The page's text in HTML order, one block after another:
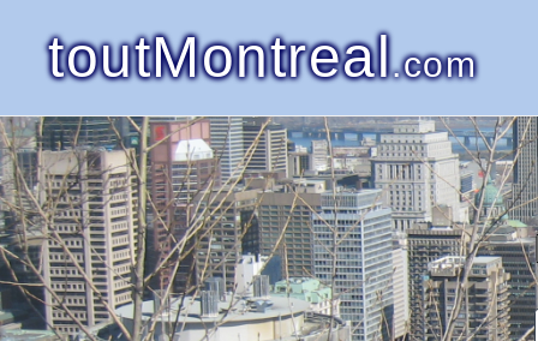
toutMontreal.com